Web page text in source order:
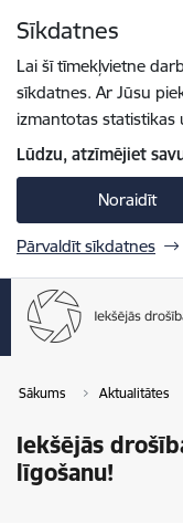
Sīkdatnes
Lai šī tīmekļvietne
sīkdatnes. Ar Jūsu
izmantotas statistikas
Lūdzu, atzīmējiet
Noraidīt
Pārvaldīt sīkdatnes
Sākums Aktualitātes
Iekšējās
līgošanu!